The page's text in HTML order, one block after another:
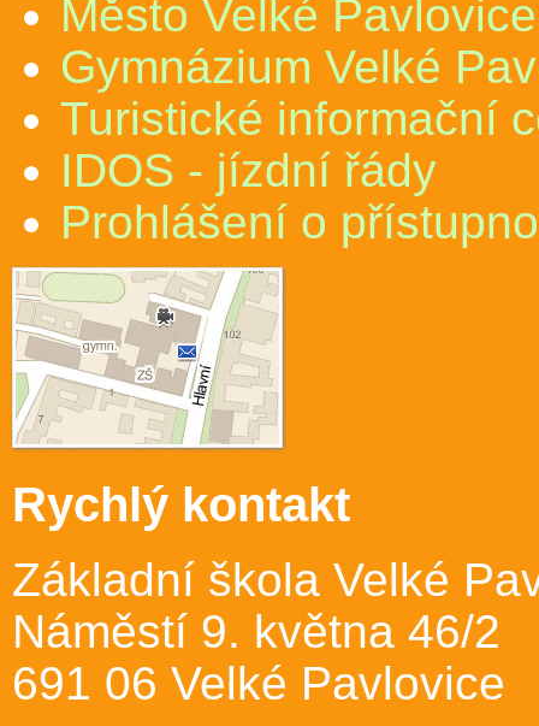
Město Velké Pavlovice
Gymnázium Velké
Turistické informační
IDOS - jízdní řády
Prohlášení o
Rychlý kontakt
Základní škola Velké
Náměstí 9. května 46/2
691 06 Velké Pavlovice